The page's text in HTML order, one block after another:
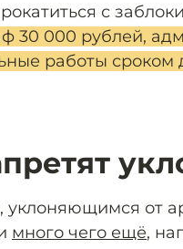
с
30 000 рублей,
работы сроком
уклоняющимся от
много чего ещё,